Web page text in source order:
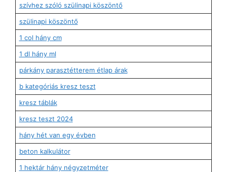
szívhez szóló szülinapi köszöntő
szülinapi köszöntő
1 col hány cm
1 dl hány ml
párkány parasztétterem étlap árak
b kategóriás kresz teszt
kresz táblák
kresz teszt 2024
hány hét van egy évben
beton kalkulátor
1 hektár hány négyzetméter